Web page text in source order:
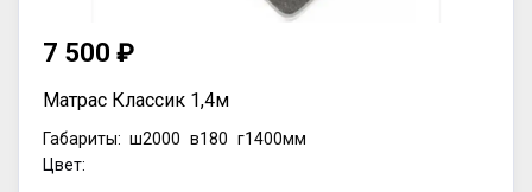
7 500 ₽
Матрас Классик 1,4м
Габариты: ш2000 в180 г1400мм
Цвет: